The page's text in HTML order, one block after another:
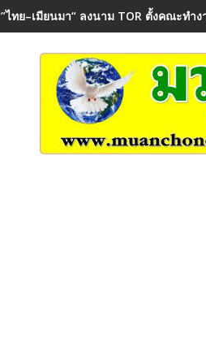
”ไทย–เมียนมา“ ลงนาม TOR ตั้งคณะท